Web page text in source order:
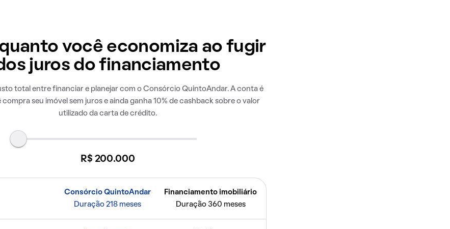
você economiza ao fugir
juros do financiamento
total entre financiar e planejar com o Consórcio QuintoAndar. A conta é
compra seu imóvel sem juros e ainda ganha 10% de cashback sobre o valor
utilizado da carta de crédito.
R$ 200.000
Consórcio QuintoAndar
Duração 218 meses
Financiamento imobiliário
Duração 360 meses